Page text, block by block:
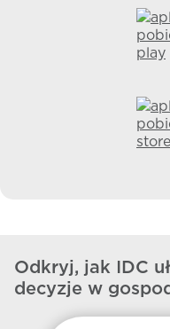
Odkryj, jak IDC
decyzje w